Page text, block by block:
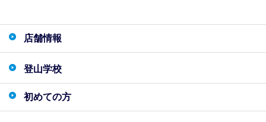
店舗情報
登山学校
初めての方